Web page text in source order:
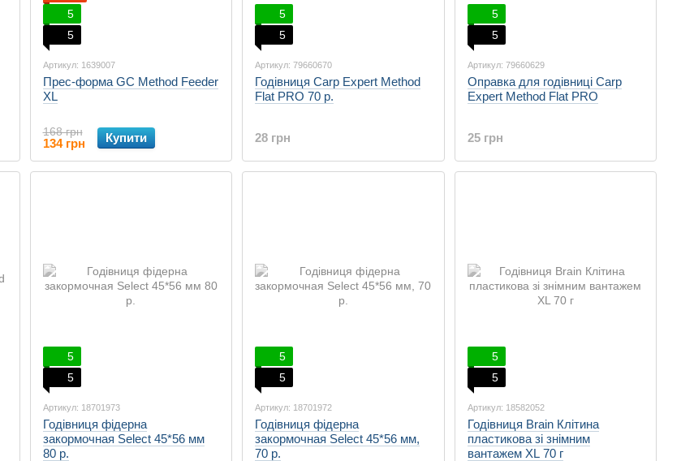
5
5
Артикул: 1639007
Прес-форма GC Method Feeder
XL
168 грн
134 грн Купити
5
5
Артикул: 79660670
Годівниця Carp Expert Method
Flat PRO 70 р.
28 грн
5
5
Артикул: 79660629
Оправка для годівниці Carp
Expert Method Flat PRO
25 грн
5
5
Артикул: 18701973
Годівниця фідерна
закормочная Select 45*56 мм
80 р.
5
5
Артикул: 18701972
Годівниця фідерна
закормочная Select 45*56 мм,
70 р.
5
5
Артикул: 18582052
Годівниця Brain Клітина
пластикова зі знімним
вантажем XL 70 г